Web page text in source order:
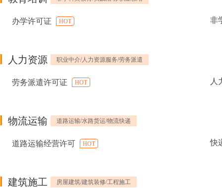
办学许可证 HOT 非
人力资源 职业中介/人力资源服务/劳务派遣
劳务派遣许可证 HOT 人
物流运输 道路运输/水路货运/物流快递
道路运输经营许可 HOT 快
建筑施工 房屋建筑/建筑装修/工程施工